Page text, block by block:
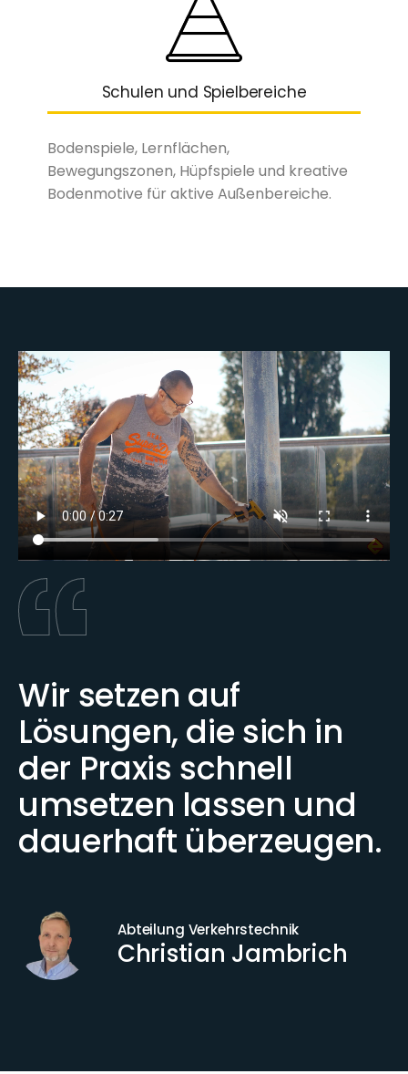
Schulen und Spielbereiche
Bodenspiele, Lernflächen,
Bewegungszonen, Hüpfspiele und kreative
Bodenmotive für aktive Außenbereiche.
Wir setzen auf
Lösungen, die sich in
der Praxis schnell
umsetzen lassen und
dauerhaft überzeugen.
Abteilung Verkehrstechnik
Christian Jambrich